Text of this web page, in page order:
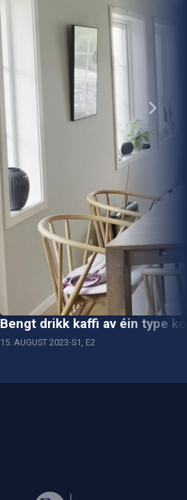
Bengt drikk kaffi av éin type
15. AUGUST 2023 S1, E2